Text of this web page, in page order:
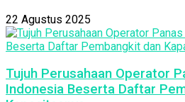
22 Agustus 2025
Tujuh Perusahaan Operator
Indonesia Beserta Daftar